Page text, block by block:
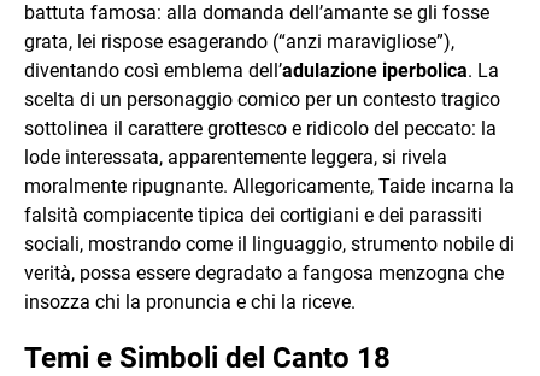
battuta famosa: alla domanda dell’amante se gli fosse
grata, lei rispose esagerando (“anzi maravigliose”),
diventando così emblema dell’adulazione iperbolica. La
scelta di un personaggio comico per un contesto tragico
sottolinea il carattere grottesco e ridicolo del peccato: la
lode interessata, apparentemente leggera, si rivela
moralmente ripugnante. Allegoricamente, Taide incarna la
falsità compiacente tipica dei cortigiani e dei parassiti
sociali, mostrando come il linguaggio, strumento nobile di
verità, possa essere degradato a fangosa menzogna che
insozza chi la pronuncia e chi la riceve.
Temi e Simboli del Canto 18